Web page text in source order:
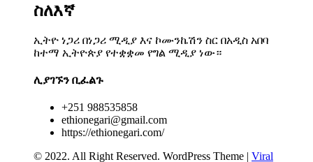
ስለእኛ
ኢትዮ ነጋሪ በነጋሪ ሚዲያ እና ኮሙንኬሽን ስር በአዲስ አበባ
ከተማ ኢትዮጵያ የተቋቋመ የግል ሚዲያ ነው።
ሊያገኙን ቢፈልጉ
+251 988535858
ethionegari@gmail.com
https://ethionegari.com/
© 2022. All Right Reserved. WordPress Theme | Viral